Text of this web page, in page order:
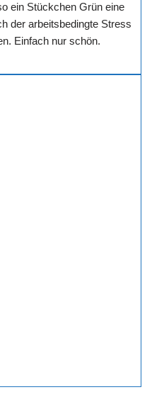
ein Stückchen Grün eine
der arbeitsbedingte Stress
Einfach nur schön.